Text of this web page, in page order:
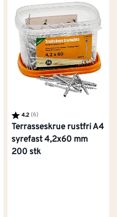
Karakter:
4.2(6)av 5 mulige
Terrasseskrue rustfri A4
syrefast 4,2x60 mm
200 stk